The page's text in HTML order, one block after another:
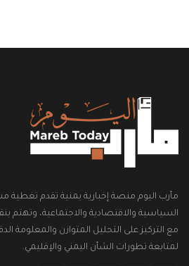
مأرب اليوم منصة إخبارية يمنية تقدم تغطية
السياسية والاقتصادية والاجتماعية، وتهتم
مع التركيز على التحليل المتوازن والمعلومة
لمتابعة تطورات الشأن اليمني والإقليمي.